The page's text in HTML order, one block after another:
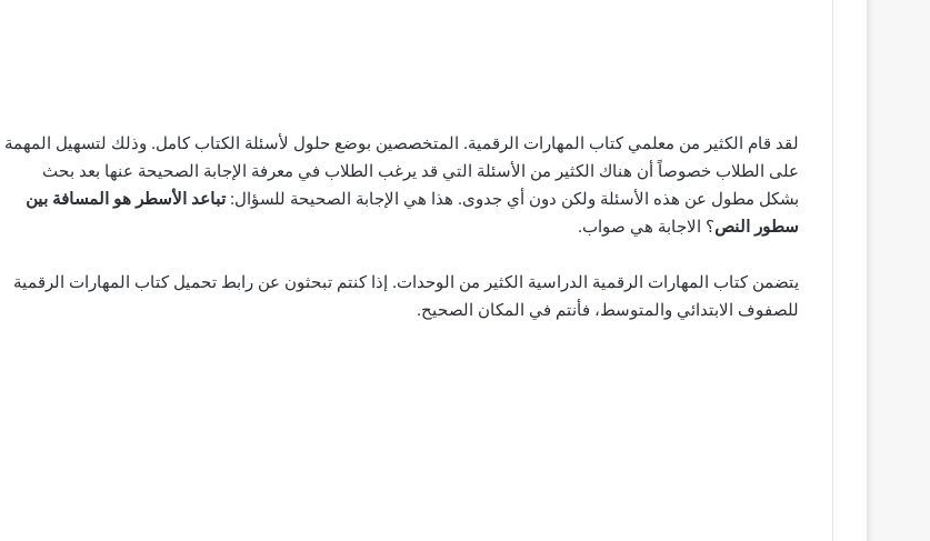
لقد قام الكثير من معلمي كتاب المهارات الرقمية. المتخصصين بوضع حلول لأسئلة الكتاب كامل. وذلك لتسهيل المهمة
على الطلاب خصوصاً أن هناك الكثير من الأسئلة التي قد يرغب الطلاب في معرفة الإجابة الصحيحة عنها بعد بحث
بشكل مطول عن هذه الأسئلة ولكن دون أي جدوى. هذا هي الإجابة الصحيحة للسؤال:تباعد الأسطر هو المسافة بين
سطور النص؟ الاجابة هي صواب.
يتضمن كتاب المهارات الرقمية الدراسية الكثير من الوحدات. إذا كنتم تبحثون عن رابط تحميل كتاب المهارات الرقمية
للصفوف الابتدائي والمتوسط، فأنتم في المكان الصحيح.